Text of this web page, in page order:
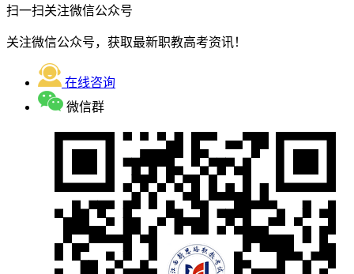
扫一扫关注微信公众号
关注微信公众号，获取最新职教高考资讯！
在线咨询
微信群